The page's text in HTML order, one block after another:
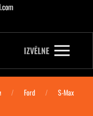
IZVĒLNE
Ford
S-Max